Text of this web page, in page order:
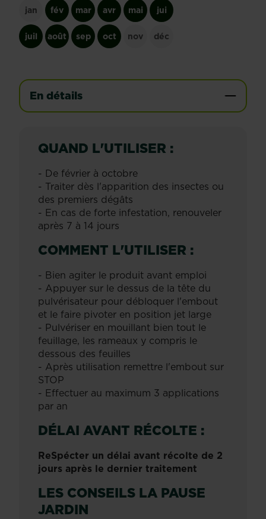
jan fév mar avr mai jui
juil août sep oct nov déc
En détails
QUAND L'UTILISER :
- De février à octobre
- Traiter dès l'apparition des insectes ou
des premiers dégâts
- En cas de forte infestation, renouveler
après 7 à 14 jours
COMMENT L'UTILISER :
- Bien agiter le produit avant emploi
- Appuyer sur le dessus de la tête du
pulvérisateur pour débloquer l'embout
et le faire pivoter en position jet large
- Pulvériser en mouillant bien tout le
feuillage, les rameaux y compris le
dessous des feuilles
- Après utilisation remettre l'embout sur
STOP
- Effectuer au maximum 3 applications
par an
DÉLAI AVANT RÉCOLTE :
ReSpécter un délai avant récolte de 2
jours après le dernier traitement
LES CONSEILS LA PAUSE
JARDIN